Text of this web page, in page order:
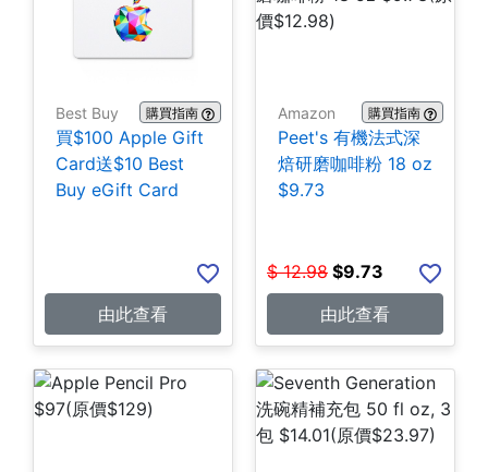
Best Buy 購買指南
買$100 Apple Gift
Card送$10 Best
Buy eGift Card
由此查看
Amazon 購買指南
Peet's 有機法式深
焙研磨咖啡粉 18 oz
$9.73
$ 12.98 $9.73
由此查看